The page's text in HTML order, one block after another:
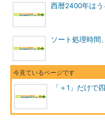
西暦2400年はう
ソート処理時間
「＋1」だけで